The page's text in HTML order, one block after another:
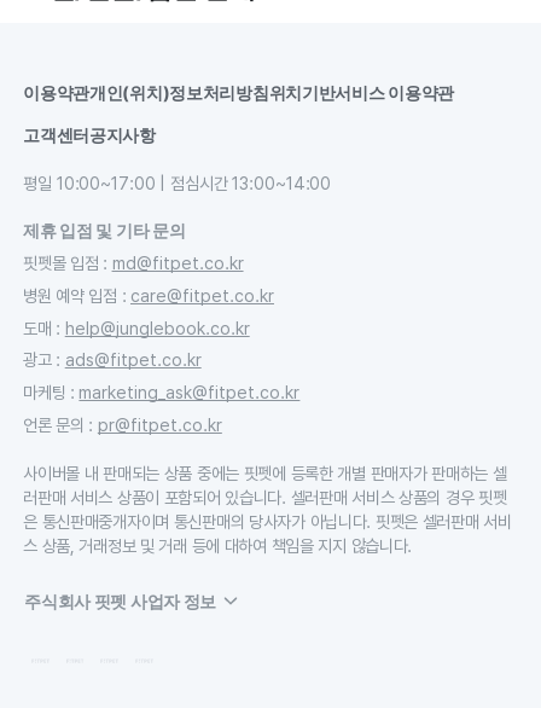
이용약관개인(위치)정보처리방침위치기반서비스 이용약관
고객센터공지사항
평일 10:00~17:00 | 점심시간 13:00~14:00
제휴 입점 및 기타 문의
핏펫몰 입점 : md@fitpet.co.kr
병원 예약 입점 : care@fitpet.co.kr
도매 : help@junglebook.co.kr
광고: ads@fitpet.co.kr
마케팅 : marketing_ask@fitpet.co.kr
언론 문의 : pr@fitpet.co.kr
사이버몰 내 판매되는 상품 중에는 핏펫에 등록한 개별 판매자가 판매하는 셀
러판매 서비스 상품이 포함되어 있습니다. 셀러판매 서비스 상품의 경우 핏펫
은 통신판매중개자이며 통신판매의 당사자가 아닙니다. 핏펫은 셀러판매 서비
스 상품, 거래정보 및 거래 등에 대하여 책임을 지지 않습니다.
주식회사 핏펫 사업자 정보